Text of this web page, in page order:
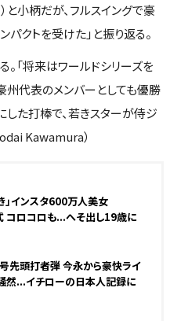
と小柄だが、フルスイングで豪
パクトを受けた」と振り返る。
「将来はワールドシリーズを
州代表のメンバーとしても優勝
した打棒で、若きスターが侍ジ
Kawamura）
」インスタ600万人美女
コロコロも...へそ出し19歳に
先頭打者弾 今永から豪快ライ
然...イチローの日本人記録に